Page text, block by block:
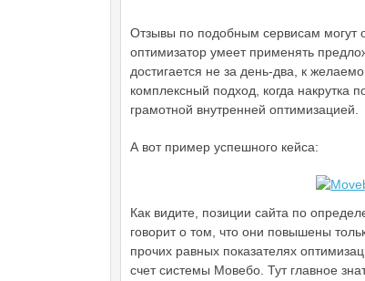
Отзывы по подобным сервисам могут
оптимизатор умеет применять
достигается не за день-два, к
комплексный подход, когда накрутка
грамотной внутренней оптимизацией.
А вот пример успешного кейса:
Как видите, позиции сайта по
говорит о том, что они повышены
прочих равных показателях
счет системы Мовебо. Тут главное